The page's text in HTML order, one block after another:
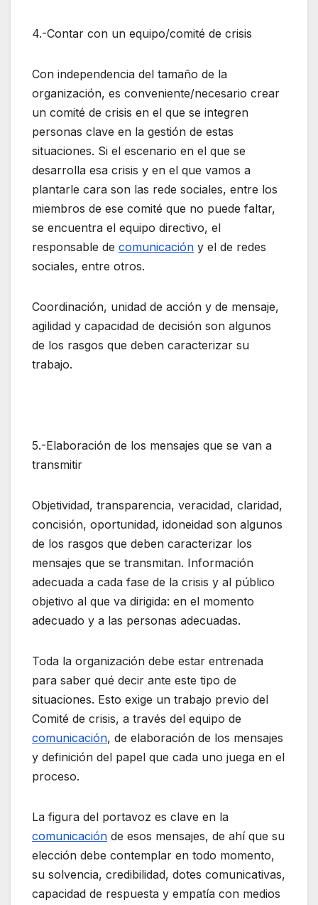
4.-Contar con un equipo/comité de crisis
Con independencia del tamaño de la
organización, es conveniente/necesario crear
un comité de crisis en el que se integren
personas clave en la gestión de estas
situaciones. Si el escenario en el que se
desarrolla esa crisis y en el que vamos a
plantarle cara son las rede sociales, entre los
miembros de ese comité que no puede faltar,
se encuentra el equipo directivo, el
responsable de comunicación y el de redes
sociales, entre otros.
Coordinación, unidad de acción y de mensaje,
agilidad y capacidad de decisión son algunos
de los rasgos que deben caracterizar su
trabajo.
5.-Elaboración de los mensajes que se van a
transmitir
Objetividad, transparencia, veracidad, claridad,
concisión, oportunidad, idoneidad son algunos
de los rasgos que deben caracterizar los
mensajes que se transmitan. Información
adecuada a cada fase de la crisis y al público
objetivo al que va dirigida: en el momento
adecuado y a las personas adecuadas.
Toda la organización debe estar entrenada
para saber qué decir ante este tipo de
situaciones. Esto exige un trabajo previo del
Comité de crisis, a través del equipo de
comunicación, de elaboración de los mensajes
y definición del papel que cada uno juega en el
proceso.
La figura del portavoz es clave en la
comunicación de esos mensajes, de ahí que su
elección debe contemplar en todo momento,
su solvencia, credibilidad, dotes comunicativas,
capacidad de respuesta y empatía con medios